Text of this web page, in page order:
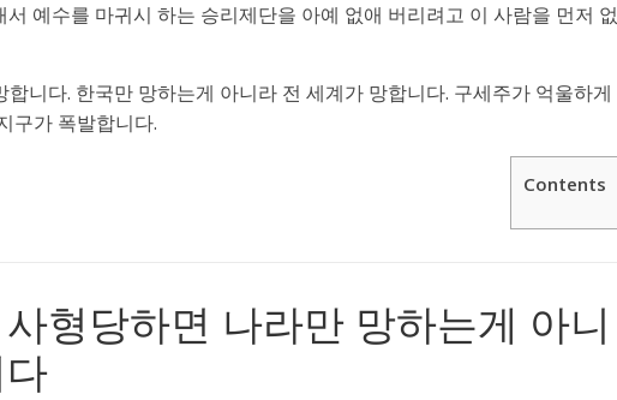
예수를 마귀시 하는 승리제단을 아예 없애 버리려고 이 사람을 먼저 없
니다. 한국만 망하는게 아니라 전 세계가 망합니다. 구세주가 억울하게
구가 폭발합니다.
Contents
형당하면 나라만 망하는게 아니